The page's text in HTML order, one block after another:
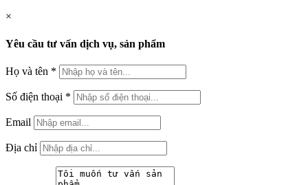
×
Yêu cầu tư vấn dịch vụ, sản phẩm
Họ và tên *
Số điện thoại *
Email
Địa chỉ